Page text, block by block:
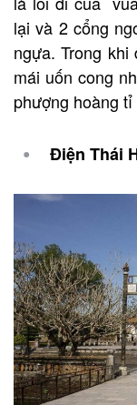
lại và 2 cổng
ngựa. Trong
mái uốn cong
phượng hoàng
Điện Thái